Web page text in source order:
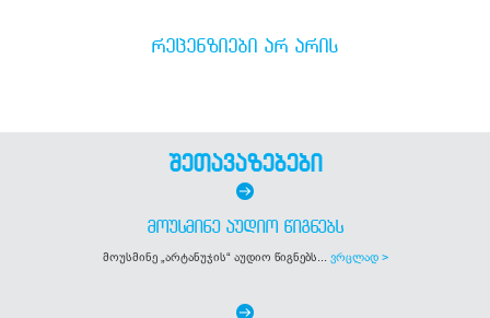
ᲠᲔᲪᲔᲜᲖᲘᲔᲑᲘ ᲐᲠ ᲐᲠᲘᲡ
შეთავაზებები
ᲛᲝᲣᲡᲛᲘᲜᲔ ᲐᲣᲓᲘᲝ ᲬᲘᲒᲜᲔᲑᲡ
მოუსმინე „არტანუჯის“ აუდიო წიგნებს... ვრცლად >